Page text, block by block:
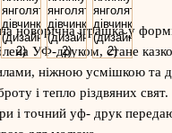
новорічна іграшка у
УФ-друком, стане
ніжною усмішкою та
і тепло різдвяних свят.
і точний уф- друк